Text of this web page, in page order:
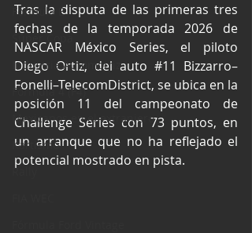
Fórmula E
Súper Copa
Industria Automotriz
Fórmula 4 (F4)
Mexicanos en el extranjero
Kartismo
Rally
Tras la disputa de las primeras tres
fechas de la temporada 2026 de
NASCAR México Series, el piloto
Diego Ortiz, del auto #11 Bizzarro–
Fonelli–TelecomDistrict, se ubica en la
posición 11 del campeonato de
Challenge Series con 73 puntos, en
un arranque que no ha reflejado el
potencial mostrado en pista.